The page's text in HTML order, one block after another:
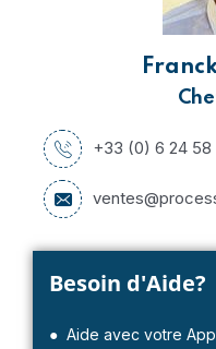
+33 (0) 6 24 58
Besoin d'Aide?
● Aide avec votre